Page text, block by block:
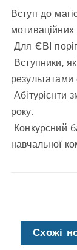
Вступ до
мотиваційних
Для ЄВІ
Вступники,
результатами
Абітурієнти
року.
Конкурсний
навчальної
Схожі